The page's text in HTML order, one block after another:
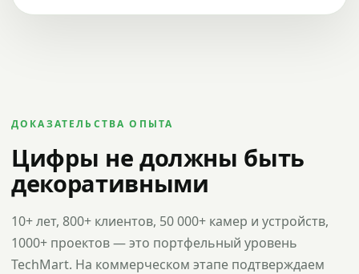
ДОКАЗАТЕЛЬСТВА ОПЫТА
Цифры не должны быть
декоративными
10+ лет, 800+ клиентов, 50 000+ камер и устройств,
1000+ проектов — это портфельный уровень
TechMart. На коммерческом этапе подтверждаем